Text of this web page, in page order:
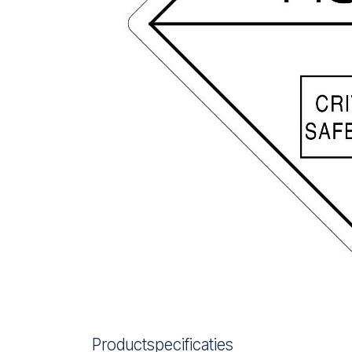
Productspecificaties